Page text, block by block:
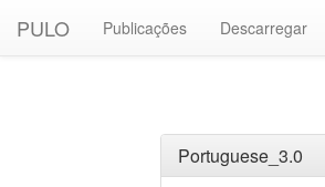
PULO Publicações Descarregar
Portuguese_3.0